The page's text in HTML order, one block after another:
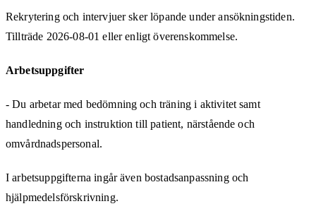
Rekrytering och intervjuer sker löpande under ansökningstiden.
Tillträde 2026-08-01 eller enligt överenskommelse.
Arbetsuppgifter
- Du arbetar med bedömning och träning i aktivitet samt
handledning och instruktion till patient, närstående och
omvårdnadspersonal.
I arbetsuppgifterna ingår även bostadsanpassning och
hjälpmedelsförskrivning.